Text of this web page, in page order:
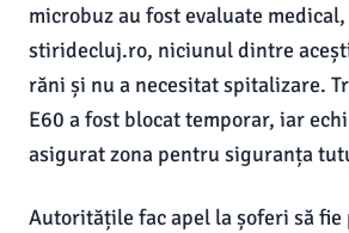
microbuz au fost evaluate
stiridecluj.ro, niciunul dintre
răni și nu a necesitat spitalizare.
E60 a fost blocat temporar, iar
asigurat zona pentru siguranța
Autoritățile fac apel la șoferi să